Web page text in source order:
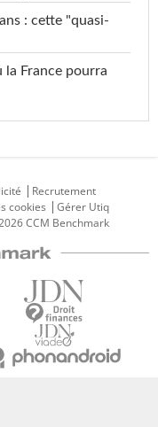
: cette "quasi-
la France pourra
Recrutement
cookies
Gérer Utiq
CCM Benchmark